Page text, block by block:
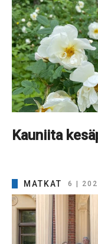
Kauniita
MATKAT 6 |